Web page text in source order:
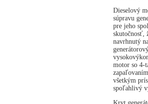
Dieselový
súpravu
pre jeho
skutočnosť,
navrhnutý
motor so 4-
všetkým
spoľahlivý